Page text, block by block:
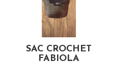
SAC CROCHET
FABIOLA